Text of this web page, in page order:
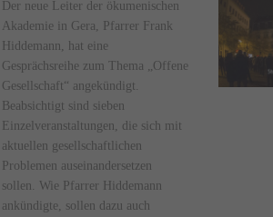
Der neue Leiter der ökumenischen
Akademie in Gera, Pfarrer Frank
Hiddemann, hat eine
Gesprächsreihe zum Thema „Offene
Gesellschaft“ angekündigt.
Beabsichtigt sind sieben
Einzelveranstaltungen, die sich mit
aktuellen gesellschaftlichen
Problemen auseinandersetzen
sollen. Wie Pfarrer Hiddemann
ankündigte, sollen dazu auch